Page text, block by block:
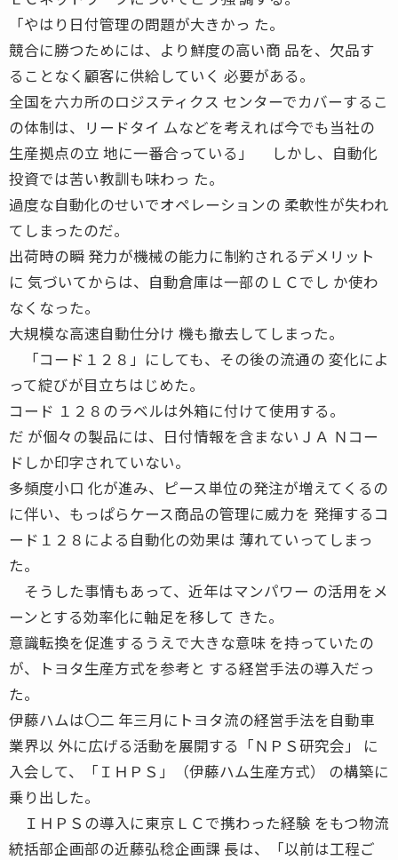
「やはり日付管理の問題が大きかっ た。
競合に勝つためには、より鮮度の高い商 品を、欠品す
ることなく顧客に供給していく 必要がある。
全国を六カ所のロジスティクス センターでカバーするこ
の体制は、リードタイ ムなどを考えれば今でも当社の
生産拠点の立 地に一番合っている」 しかし、自動化
投資では苦い教訓も味わっ た。
過度な自動化のせいでオペレーションの 柔軟性が失われ
てしまったのだ。
出荷時の瞬 発力が機械の能力に制約されるデメリット
に 気づいてからは、自動倉庫は一部のＬＣでし か使わ
なくなった。
大規模な高速自動仕分け 機も撤去してしまった。
「コード１２８」にしても、その後の流通の 変化によ
って綻びが目立ちはじめた。
コード １２８のラベルは外箱に付けて使用する。
だ が個々の製品には、日付情報を含まないＪＡ Ｎコー
ドしか印字されていない。
多頻度小口 化が進み、ピース単位の発注が増えてくるの
に伴い、もっぱらケース商品の管理に威力を 発揮するコ
ード１２８による自動化の効果は 薄れていってしまっ
た。
そうした事情もあって、近年はマンパワー の活用をメ
ーンとする効率化に軸足を移して きた。
意識転換を促進するうえで大きな意味 を持っていたの
が、トヨタ生産方式を参考と する経営手法の導入だっ
た。
伊藤ハムは〇二 年三月にトヨタ流の経営手法を自動車
業界以 外に広げる活動を展開する「ＮＰＳ研究会」 に
入会して、「ＩＨＰＳ」（伊藤ハム生産方式） の構築に
乗り出した。
ＩＨＰＳの導入に東京ＬＣで携わった経験 をもつ物流
統括部企画部の近藤弘稔企画課 長は、「以前は工程ご